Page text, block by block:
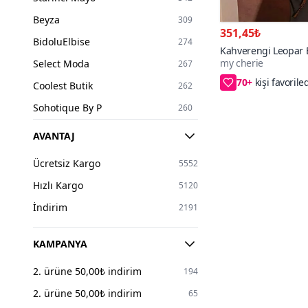
2X 1
4XL 151
5XL 22
6XL 6
7XL 5
8XL 1
25 1
26 5
27 5
Beyza 309
BidoluElbise 274
Select Moda 267
Coolest Butik 262
Sohotique By P 260
Luvita Co
Moda Mihram
İLKCET MODA
my cherie 206
AVANTAJ
Ücretsiz Kargo 5552
Hızlı Kargo 5120
İndirim 2191
KAMPANYA
2. ürüne 50,00₺ indirim 194
2. ürüne 50,00₺ indirim 65
351,45₺
Kahverengi Leopar
Fırfırlı Bağcıklı
my cherie
70+
S/M,L/XL,2XL/